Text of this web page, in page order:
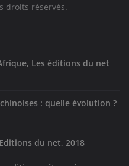
droits réservés.
Les éditions du net
: quelle évolution ?
du net, 2018